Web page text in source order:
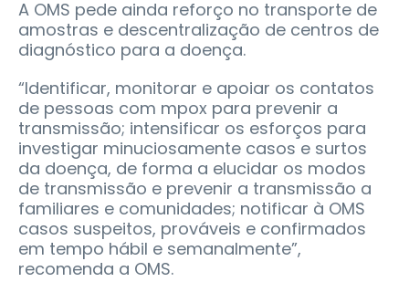
A OMS pede ainda reforço no transporte de
amostras e descentralização de centros de
diagnóstico para a doença.
“Identificar, monitorar e apoiar os contatos
de pessoas com mpox para prevenir a
transmissão; intensificar os esforços para
investigar minuciosamente casos e surtos
da doença, de forma a elucidar os modos
de transmissão e prevenir a transmissão a
familiares e comunidades; notificar à OMS
casos suspeitos, prováveis e confirmados
em tempo hábil e semanalmente”,
recomenda a OMS.